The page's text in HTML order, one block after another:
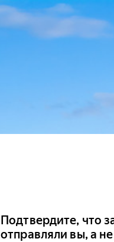
Подтвердите, что
отправляли вы, а